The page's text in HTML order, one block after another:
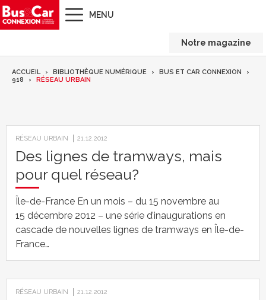
MENU
Notre magazine
ACCUEIL BIBLIOTHÈQUE NUMÉRIQUE
BUS ET CAR CONNEXION
918
RÉSEAU URBAIN
RÉSEAU URBAIN 21.12.2012
Des lignes de tramways, mais
pour quel réseau?
Île-de-France En un mois – du 15 novembre au
15 décembre 2012 – une série d’inaugurations en
cascade de nouvelles lignes de tramways en Île-de-
France…
RÉSEAU URBAIN 21.12.2012